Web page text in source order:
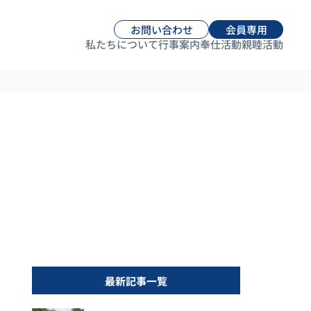
お問い合わせ
会員専用
私たちについて行事案内奉仕活動親睦活動
最新記事一覧